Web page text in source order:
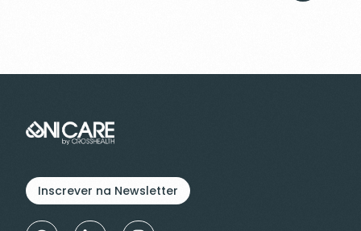
Inscrever na Newsletter